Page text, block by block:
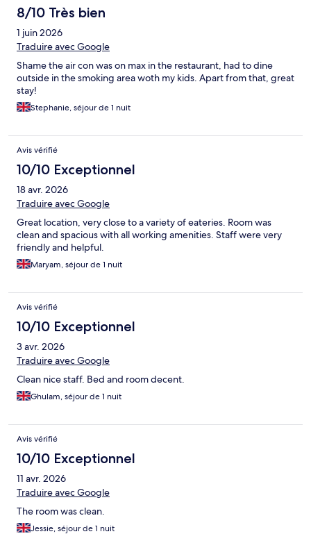
8/10 Très bien
1 juin 2026
Traduire avec Google
Shame the air con was on max in the restaurant, had to dine
outside in the smoking area woth my kids. Apart from that, great
stay!
Stephanie, séjour de 1 nuit
Avis vérifié
10/10 Exceptionnel
18 avr. 2026
Traduire avec Google
Great location, very close to a variety of eateries. Room was
clean and spacious with all working amenities. Staff were very
friendly and helpful.
Maryam, séjour de 1 nuit
Avis vérifié
10/10 Exceptionnel
3 avr. 2026
Traduire avec Google
Clean nice staff. Bed and room decent.
Ghulam, séjour de 1 nuit
Avis vérifié
10/10 Exceptionnel
11 avr. 2026
Traduire avec Google
The room was clean.
Jessie, séjour de 1 nuit